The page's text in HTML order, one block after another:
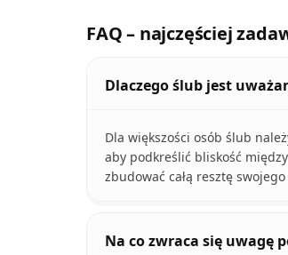
FAQ – najczęściej
Dlaczego ślub jest
Dla większości osób ślub
aby podkreślić bliskość
zbudować całą resztę swojego
Na co zwraca się uwagę